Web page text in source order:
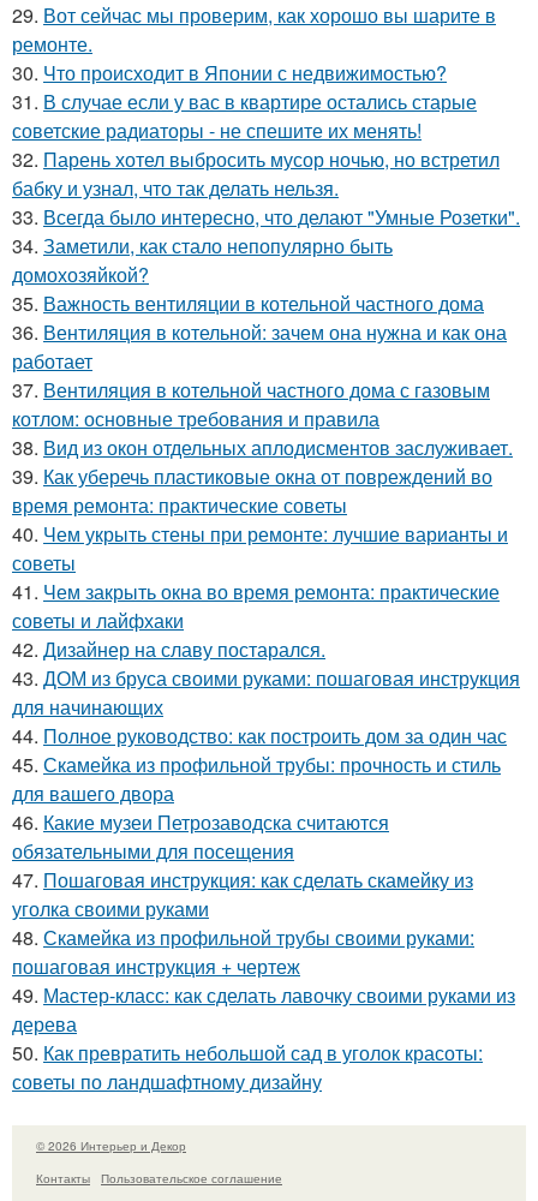
29. Вот сейчас мы проверим, как хорошо вы шарите в
ремонте.
30. Что происходит в Японии с недвижимостью?
31. В случае если у вас в квартире остались старые
советские радиаторы - не спешите их менять!
32. Парень хотел выбросить мусор ночью, но встретил
бабку и узнал, что так делать нельзя.
33. Всегда было интересно, что делают "Умные Розетки".
34. Заметили, как стало непопулярно быть
домохозяйкой?
35. Важность вентиляции в котельной частного дома
36. Вентиляция в котельной: зачем она нужна и как она
работает
37. Вентиляция в котельной частного дома с газовым
котлом: основные требования и правила
38. Вид из окон отдельных аплодисментов заслуживает.
39. Как уберечь пластиковые окна от повреждений во
время ремонта: практические советы
40. Чем укрыть стены при ремонте: лучшие варианты и
советы
41. Чем закрыть окна во время ремонта: практические
советы и лайфхаки
42. Дизайнер на славу постарался.
43. ДОМ из бруса своими руками: пошаговая инструкция
для начинающих
44. Полное руководство: как построить дом за один час
45. Скамейка из профильной трубы: прочность и стиль
для вашего двора
46. Какие музеи Петрозаводска считаются
обязательными для посещения
47. Пошаговая инструкция: как сделать скамейку из
уголка своими руками
48. Скамейка из профильной трубы своими руками:
пошаговая инструкция + чертеж
49. Мастер-класс: как сделать лавочку своими руками из
дерева
50. Как превратить небольшой сад в уголок красоты:
советы по ландшафтному дизайну
© 2026 Интерьер и Декор
Контакты
Пользовательское соглашение